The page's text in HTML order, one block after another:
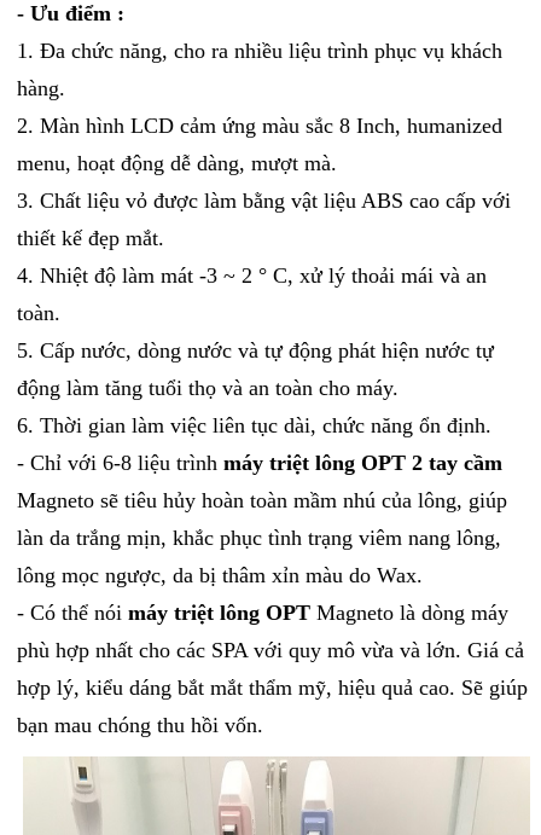
- Ưu điểm :
1. Đa chức năng, cho ra nhiều liệu trình phục vụ khách
hàng.
2. Màn hình LCD cảm ứng màu sắc 8 Inch, humanized
menu, hoạt động dễ dàng, mượt mà.
3. Chất liệu vỏ được làm bằng vật liệu ABS cao cấp với
thiết kế đẹp mắt.
4. Nhiệt độ làm mát -3 ~ 2 ° C, xử lý thoải mái và an
toàn.
5. Cấp nước, dòng nước và tự động phát hiện nước tự
động làm tăng tuổi thọ và an toàn cho máy.
6. Thời gian làm việc liên tục dài, chức năng ổn định.
- Chỉ với 6-8 liệu trìnhmáy triệt lông OPT 2 tay cầm
Magneto sẽ tiêu hủy hoàn toàn mầm nhú của lông, giúp
làn da trắng mịn, khắc phục tình trạng viêm nang lông,
lông mọc ngược, da bị thâm xỉn màu do Wax.
- Có thể nóimáy triệt lông OPT Magneto là dòng máy
phù hợp nhất cho các SPA với quy mô vừa và lớn. Giá cả
hợp lý, kiểu dáng bắt mắt thẩm mỹ, hiệu quả cao. Sẽ giúp
bạn mau chóng thu hồi vốn.